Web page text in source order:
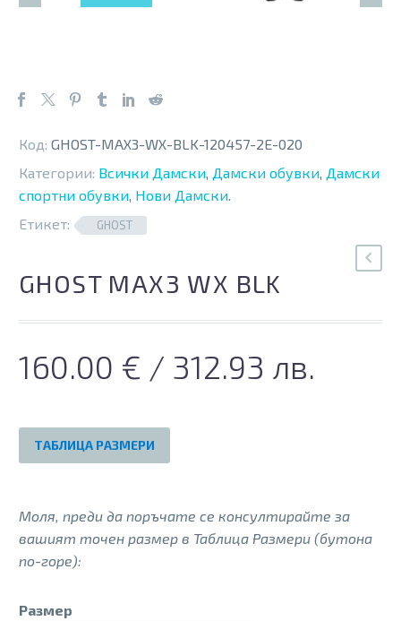
Код: GHOST-MAX3-WX-BLK-120457-2E-020
Категории: Всички Дамски, Дамски обувки, Дамски
спортни обувки, Нови Дамски.
Етикет:
GHOST
GHOST MAX3 WX BLK
160.00 € / 312.93 лв.
ТАБЛИЦА РАЗМЕРИ
Моля, преди да поръчате се консултирайте за
вашият точен размер в Таблица Размери (бутона
по-горе):
Размер